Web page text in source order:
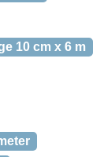
10 cm x 6 m